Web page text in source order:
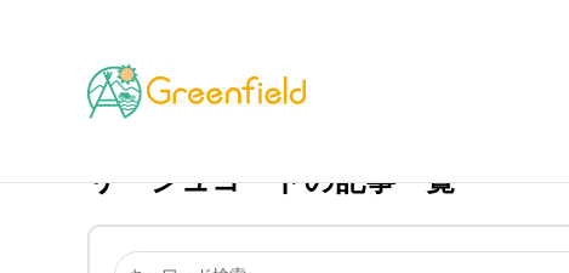
TOP リーシュコード
リーシュコードの記事一覧